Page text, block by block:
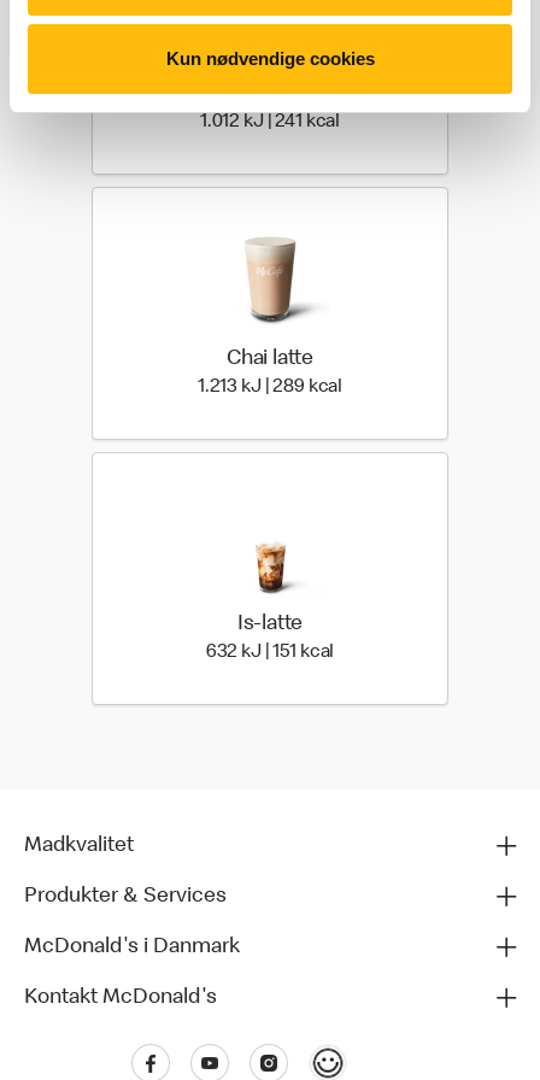
Kun nødvendige cookies
Vanilje latte
1.012 kJ | 241 kcal
Chai latte
1.213 kJ | 289 kcal
Is-latte
632 kJ | 151 kcal
Madkvalitet
Produkter & Services
McDonald's i Danmark
Kontakt McDonald's